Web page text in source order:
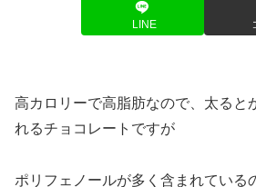
LINE
高カロリーで高脂肪なので、太ると
れるチョコレートですが
ポリフェノールが多く含まれている